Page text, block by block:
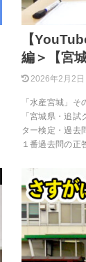
【
編＞【宮
2026年2月2日
「水産宮城」
「宮城県・追
ター検定・過去
１番過去問の